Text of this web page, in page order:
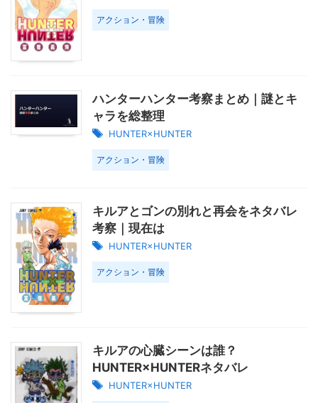
アクション・冒険
ハンターハンター考察まとめ｜謎とキ
ャラを総整理
HUNTER×HUNTER
アクション・冒険
キルアとゴンの別れと再会をネタバレ
考察｜現在は
HUNTER×HUNTER
アクション・冒険
キルアの心臓シーンは誰？
HUNTER×HUNTERネタバレ
HUNTER×HUNTER